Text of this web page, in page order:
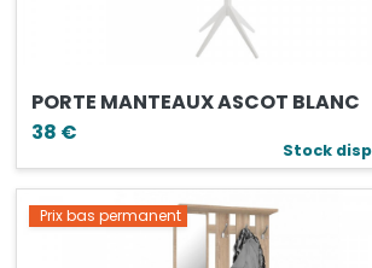
PORTE MANTEAUX ASCOT BLANC
38 €
Stock
Prix bas permanent